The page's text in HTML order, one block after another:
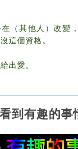
（其他人）改變
這個資格。
出愛。
到有趣的事